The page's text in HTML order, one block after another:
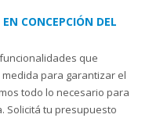
CONCEPCIÓN DEL
que
para garantizar el
todo lo necesario para
Solicitá tu presupuesto